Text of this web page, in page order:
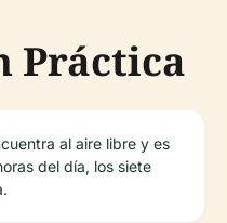
Práctica
al aire libre y es
del día, los siete